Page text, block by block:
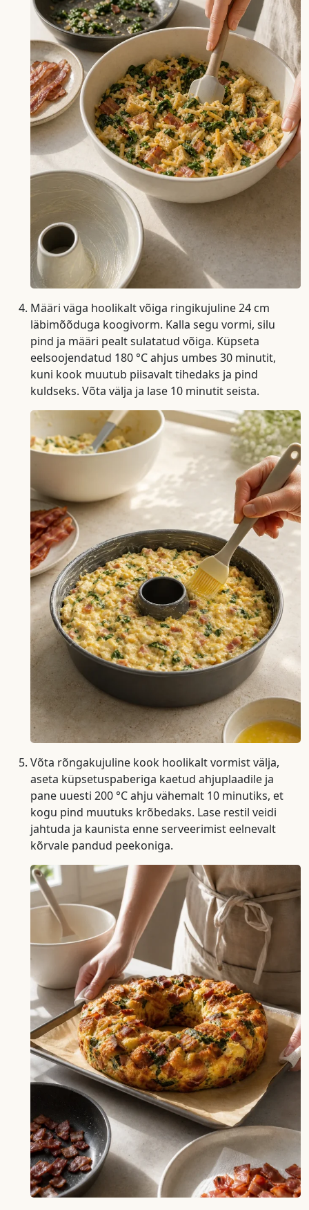
Määri väga hoolikalt võiga ringikujuline 24 cm
läbimõõduga koogivorm. Kalla segu vormi, silu
pind ja määri pealt sulatatud võiga. Küpseta
eelsoojendatud 180 °C ahjus umbes 30 minutit,
kuni kook muutub piisavalt tihedaks ja pind
kuldseks. Võta välja ja lase 10 minutit seista.
Võta rõngakujuline kook hoolikalt vormist välja,
aseta küpsetuspaberiga kaetud ahjuplaadile ja
pane uuesti 200 °C ahju vähemalt 10 minutiks, et
kogu pind muutuks krõbedaks. Lase restil veidi
jahtuda ja kaunista enne serveerimist eelnevalt
kõrvale pandud peekoniga.